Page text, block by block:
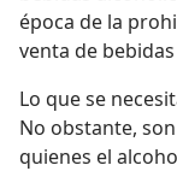
época de la
venta de
Lo que se
No obstante,
quienes el